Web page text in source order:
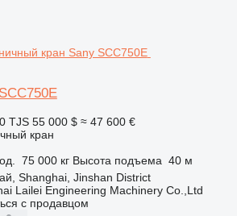
TJS 55 000 $ ≈ 47 600 €
кран
75 000 кг Высота подъема 40 м
Shanghai, Jinshan District
Lailei Engineering Machinery Co.,Ltd
с продавцом